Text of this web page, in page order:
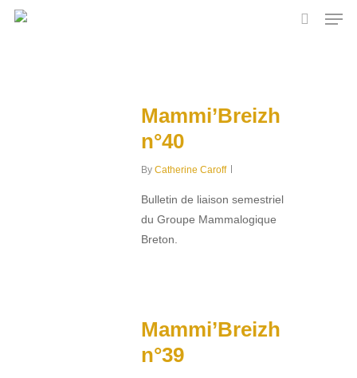
Skip
Mammi’Breizh
n°40
By Catherine Caroff
Bulletin de liaison semestriel
du Groupe Mammalogique
Breton.
Mammi’Breizh
n°39